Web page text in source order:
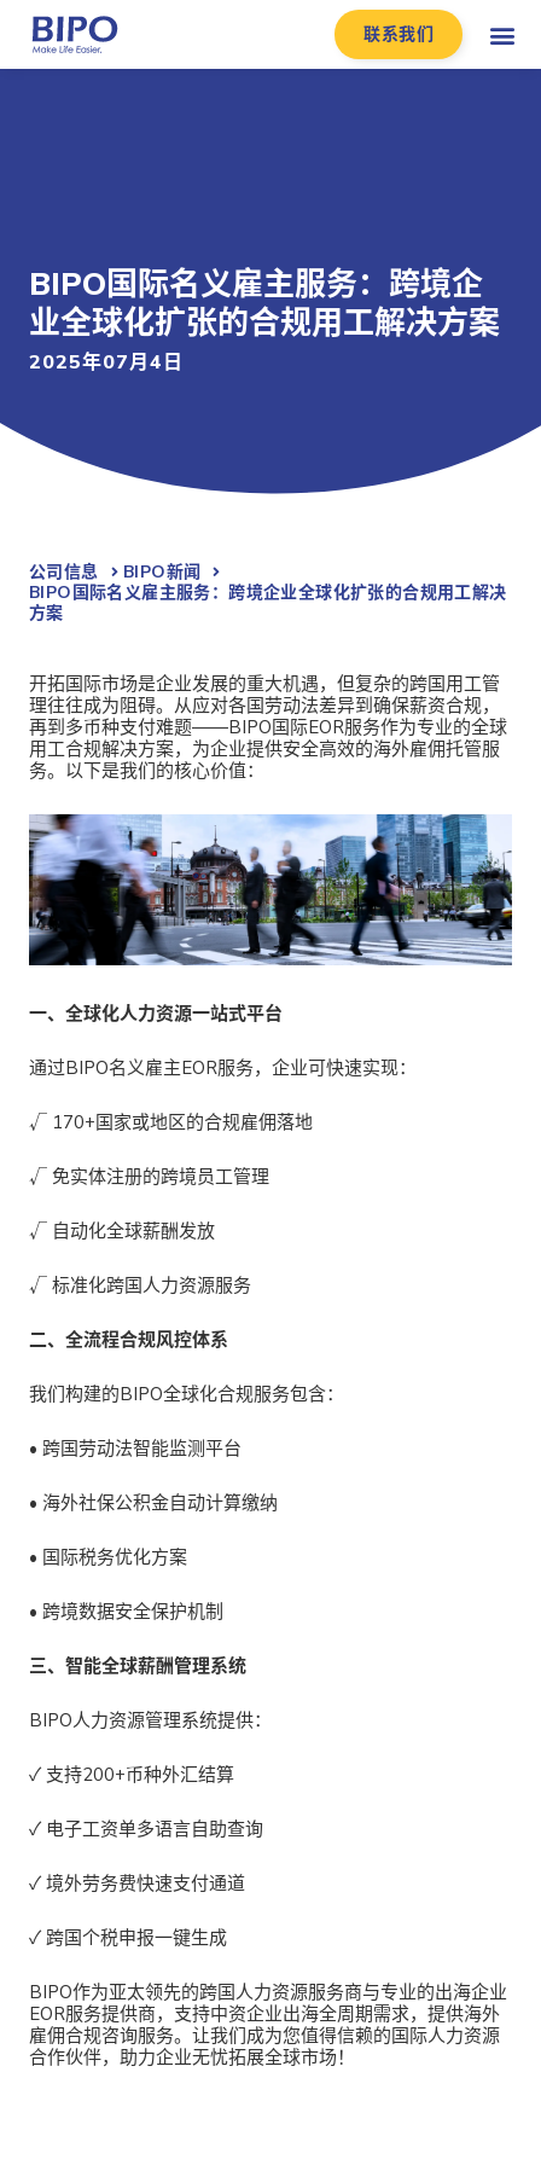
联系我们
BIPO国际名义雇主服务：跨境企
业全球化扩张的合规用工解决方案
2025年07月4日
公司信息
BIPO新闻​
BIPO国际名义雇主服务：跨境企业全球化扩张的合规用工解决
方案
开拓国际市场是企业发展的重大机遇，但复杂的跨国用工管
理往往成为阻碍。从应对各国劳动法差异到确保薪资合规，
再到多币种支付难题——BIPO国际EOR服务作为专业的全球
用工合规解决方案，为企业提供安全高效的海外雇佣托管服
务。以下是我们的核心价值：
一、全球化人力资源一站式平台
通过BIPO名义雇主EOR服务，企业可快速实现：
√ 170+国家或地区的合规雇佣落地
√ 免实体注册的跨境员工管理
√ 自动化全球薪酬发放
√ 标准化跨国人力资源服务
二、全流程合规风控体系
我们构建的BIPO全球化合规服务包含：
• 跨国劳动法智能监测平台
• 海外社保公积金自动计算缴纳
• 国际税务优化方案
• 跨境数据安全保护机制
三、智能全球薪酬管理系统
BIPO人力资源管理系统提供：
✓ 支持200+币种外汇结算
✓ 电子工资单多语言自助查询
✓ 境外劳务费快速支付通道
✓ 跨国个税申报一键生成
BIPO作为亚太领先的跨国人力资源服务商与专业的出海企业
EOR服务提供商， 支持中资企业出海全周期需求，提供海外
雇佣合规咨询服务。让我们成为您值得信赖的国际人力资源
合作伙伴，助力企业无忧拓展全球市场！